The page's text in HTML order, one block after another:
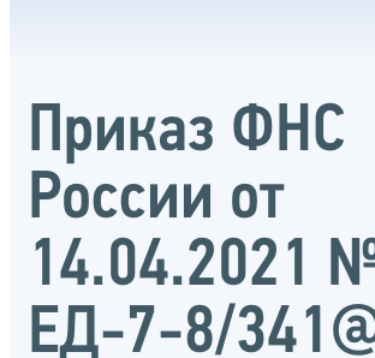
Приказ ФНС
России от
14.04.2021
ЕД-7-8/